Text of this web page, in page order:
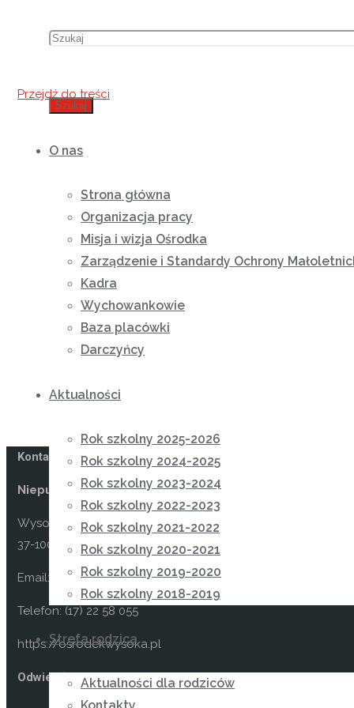
Szukaj
Przejdź do treści
O nas
Strona główna
Organizacja pracy
Misja i wizja Ośrodka
Zarządzenie i Standardy Ochrony
Kadra
Wychowankowie
Baza placówki
Darczyńcy
Aktualności
Rok szkolny 2025-2026
Rok szkolny 2024-2025
Rok szkolny 2023-2024
Rok szkolny 2022-2023
Rok szkolny 2021-2022
Rok szkolny 2020-2021
Rok szkolny 2019-2020
Rok szkolny 2018-2019
Strefa rodzica
Aktualności dla rodziców
Kontakt
Niepubliczny Ośrodek Rewalidacyjno-Wychowawczy
Wysoka 49
37-100 Łańcut
Email: kontakt@osrodekwysoka.pl
Telefon: (17) 22 58 055
https://osrodekwysoka.pl
Odwiedź nas na facebooku